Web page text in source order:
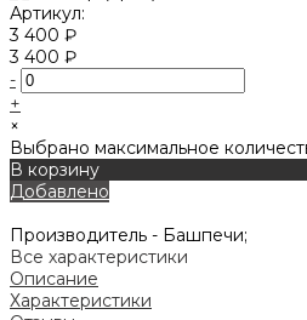
Артикул:
3 400 ₽
3 400 ₽
-
+
×
Выбрано максимальное
В корзину
Добавлено
Производитель - Башпечи;
Все характеристики
Описание
Характеристики